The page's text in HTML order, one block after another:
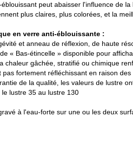
peut abaisser l'influence de
plus claires, plus colorées, et la
en verre anti-éblouissante :
et anneau de réflexion, de haute
« Bas-étincelle » disponible pour
chaleur gâchée, stratifié ou chimique
pas fortement réfléchissant en raison
de la qualité, les valeurs de lustre
lustre 35 au lustre 130
à l'eau-forte sur une ou les deux